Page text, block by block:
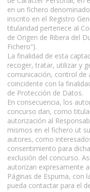
en un fichero
inscrito en el Registro
titularidad pertenece al
de Origen de Ribera del
Fichero”).
La finalidad de esta
recoger, tratar, utilizar y
comunicación, control de
coincidente con la
de Protección de Datos.
En consecuencia, los
concurso dan, como
autorización al
mismos en el fichero ut
autores, como
consentimiento para
exclusión del concurso.
autorizan expresamente
Páginas de Espuma, con
pueda contactar para el